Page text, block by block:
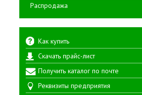
Распродажа
Как купить
Скачать прайс-лист
Получить каталог по почте
Реквизиты предприятия